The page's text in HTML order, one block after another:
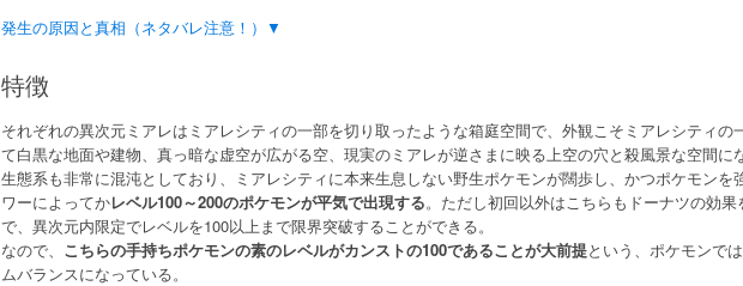
発生の原因と真相（ネタバレ注意！）▼
特徴
それぞれの異次元ミアレはミアレシティの一部を切り取ったような箱庭空間で、外観こそミアレシティの
て白黒な地面や建物、真っ暗な虚空が広がる空、現実のミアレが逆さまに映る上空の穴と殺風景な空間に
生態系も非常に混沌としており、ミアレシティに本来生息しない野生ポケモンが闊歩し、かつポケモンを
ワーによってかレベル100～200のポケモンが平気で出現する。ただし初回以外はこちらもドーナツの効果
で、異次元内限定でレベルを100以上まで限界突破することができる。
なので、 こちらの手持ちポケモンの素のレベルがカンストの100であることが大前提という、ポケモンで
ムバランスになっている。